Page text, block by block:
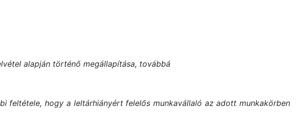
alapján történő megállapítása, továbbá
feltétele, hogy a leltárhiányért felelős munkavállaló az adott munkakörben